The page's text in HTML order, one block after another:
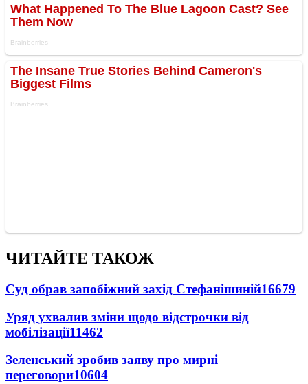
ЧИТАЙТЕ ТАКОЖ
Суд обрав запобіжний захід Стефанішиній16679
Уряд ухвалив зміни щодо відстрочки від
мобілізації11462
Зеленський зробив заяву про мирні
переговори10604